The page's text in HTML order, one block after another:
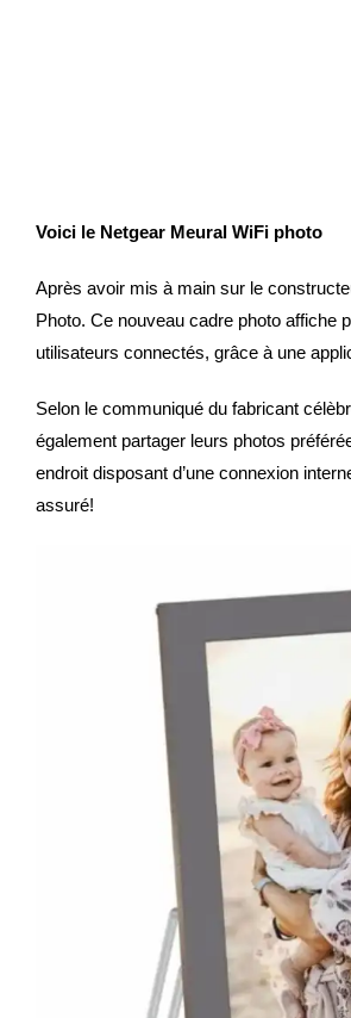
Voici le Netgear Meural WiFi photo
Après avoir mis à main sur le
Photo. Ce nouveau cadre photo affiche
utilisateurs connectés, grâce à une
Selon le communiqué du fabricant
également partager leurs photos
endroit disposant d’une connexion
assuré!